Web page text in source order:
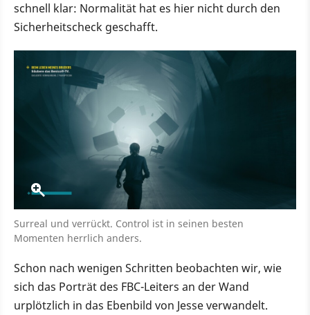
schnell klar: Normalität hat es hier nicht durch den
Sicherheitscheck geschafft.
Surreal und verrückt. Control ist in seinen besten
Momenten herrlich anders.
Schon nach wenigen Schritten beobachten wir, wie
sich das Porträt des FBC-Leiters an der Wand
urplötzlich in das Ebenbild von Jesse verwandelt.